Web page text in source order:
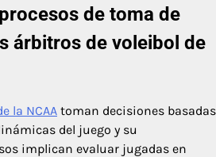
de toma de
árbitros de voleibol de
la NCAA toman decisiones basadas
del juego y su
implican evaluar jugadas en